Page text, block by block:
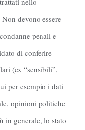
nello
devono essere
penali e
di conferire
(ex “sensibili”,
per esempio i dati
opinioni politiche
in generale, lo stato